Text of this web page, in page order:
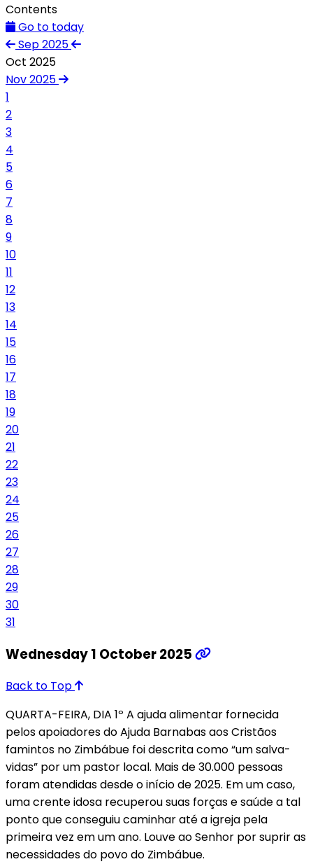
Contents
Go to today
Sep 2025
Oct 2025
Nov 2025
1
2
3
4
5
6
7
8
9
10
11
12
13
14
15
16
17
18
19
20
21
22
23
24
25
26
27
28
29
30
31
Wednesday 1 October 2025
Back to Top
QUARTA-FEIRA, DIA 1º A ajuda alimentar fornecida
pelos apoiadores do Ajuda Barnabas aos Cristãos
famintos no Zimbábue foi descrita como “um salva-
vidas” por um pastor local. Mais de 30.000 pessoas
foram atendidas desde o início de 2025. Em um caso,
uma crente idosa recuperou suas forças e saúde a tal
ponto que conseguiu caminhar até a igreja pela
primeira vez em um ano. Louve ao Senhor por suprir as
necessidades do povo do Zimbábue.